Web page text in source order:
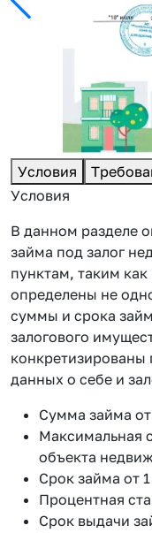
Условия
Условия
В данном разделе
займа под залог
пунктам, таким
определены не
суммы и срока
залогового
конкретизированы
данных о себе и
Сумма займа
Максимальная
объекта
Срок займа от
Процентная
Срок выдачи